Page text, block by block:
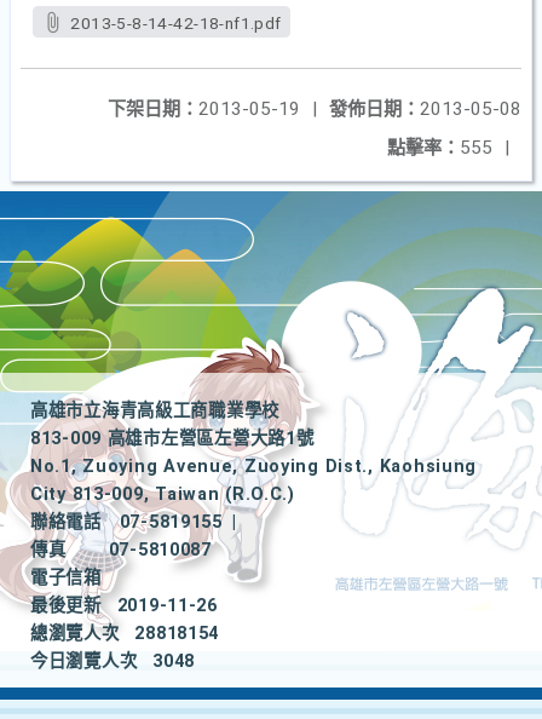
2013-5-8-14-42-18-nf1.pdf
發佈日期： 2013-05-08
下架日期： 2013-05-19
|
點擊率： 555 |
高雄市立海青高級工商職業學校
813-009 高雄市左營區左營大路1號
No.1, Zuoying Avenue, Zuoying Dist., Kaohsiung
City 813-009, Taiwan (R.O.C.)
聯絡電話
07-5819155
|
傳真
07-5810087
電子信箱
最後更新
2019-11-26
總瀏覽人次
28818154
今日瀏覽人次
3048